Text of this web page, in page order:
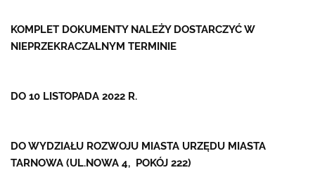
KOMPLET DOKUMENTY NALEŻY DOSTARCZYĆ W
NIEPRZEKRACZALNYM TERMINIE
DO 10 LISTOPADA 2022 R.
DO WYDZIAŁU ROZWOJU MIASTA URZĘDU MIASTA
TARNOWA (UL.NOWA 4, POKÓJ 222)